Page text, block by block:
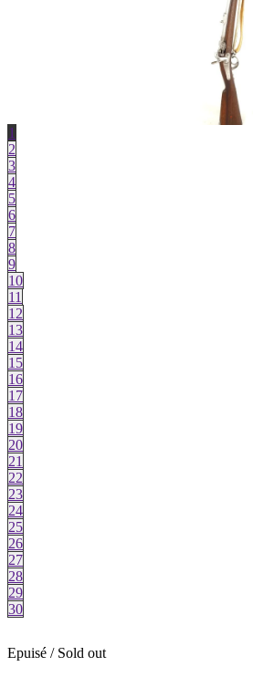
1
2
3
4
5
6
7
8
9
10
11
12
13
14
15
16
17
18
19
20
21
22
23
24
25
26
27
28
29
30
Epuisé / Sold out